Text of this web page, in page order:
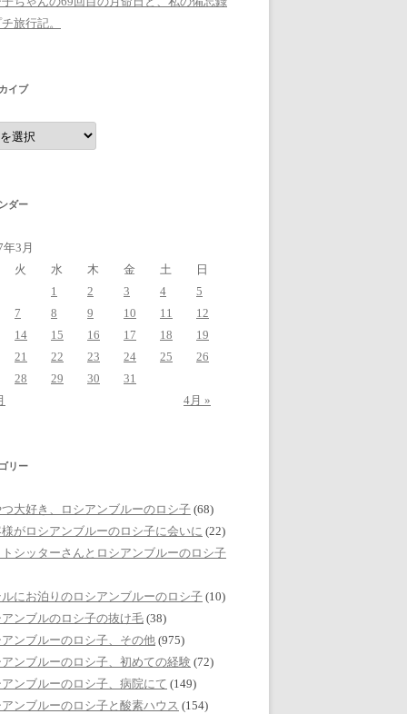
旅行記。
イブ
ダー
3月
火
水 木 金 土
日
1
2 3 4
5
7
8 9 10 11
12
14
15 16 17 18
19
21
22 23 24 25
26
28
29 30
31
4月 »
リー
大好き、ロシアンブルーのロシ子 (68)
がロシアンブルーのロシ子に会いに (22)
シッターさんとロシアンブルーのロシ子
にお泊りのロシアンブルーのロシ子 (10)
ンブルのロシ子の抜け毛 (38)
ンブルーのロシ子、その他 (975)
ンブルーのロシ子、初めての経験 (72)
ンブルーのロシ子、病院にて (149)
ンブルーのロシ子と酸素ハウス (154)